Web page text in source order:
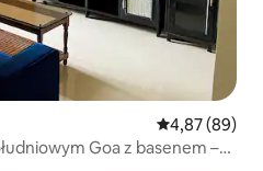
Średnia
4,87 (89)
Goa z basenem –